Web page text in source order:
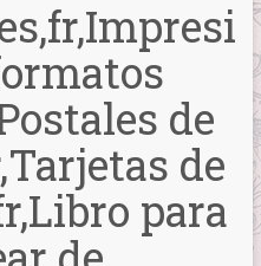
de
de
para